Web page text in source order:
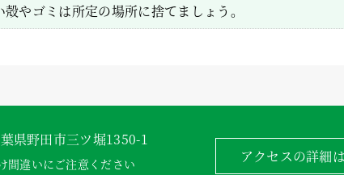
やゴミは所定の場所に捨てましょう。
県野田市三ツ堀1350-1
間違いにご注意ください アクセスの詳細